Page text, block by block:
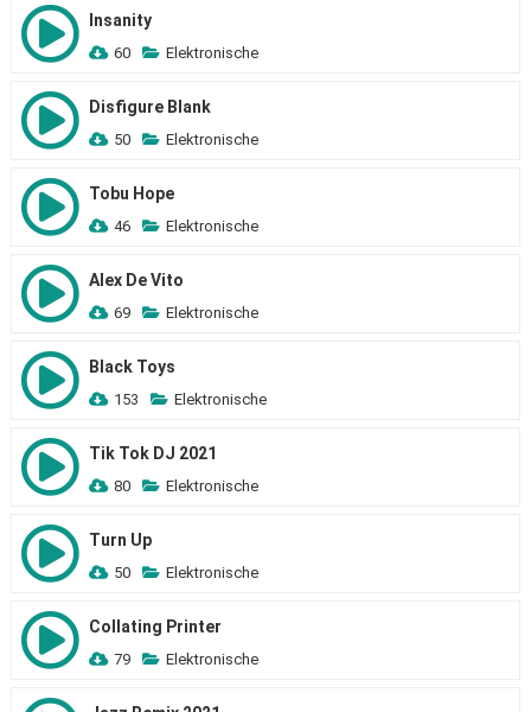
Insanity
60 Elektronische
Disfigure Blank
50 Elektronische
Tobu Hope
46 Elektronische
Alex De Vito
69 Elektronische
Black Toys
153 Elektronische
Tik Tok DJ 2021
80 Elektronische
Turn Up
50 Elektronische
Collating Printer
79 Elektronische